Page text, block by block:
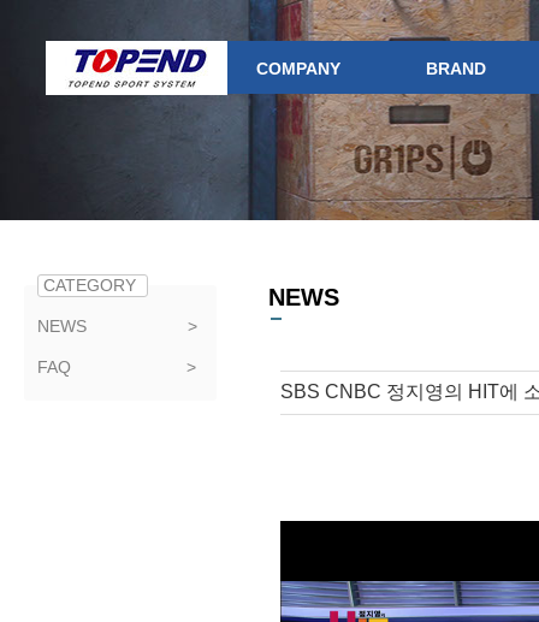
COMPANY BRAND
CATEGORY
NEWS >
FAQ >
NEWS
SBS CNBC 정지영의 HIT에